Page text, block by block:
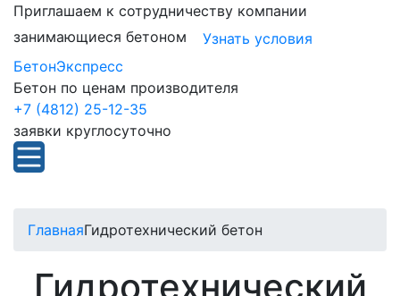
Приглашаем к сотрудничеству компании
занимающиеся бетоном
Узнать условия
БетонЭкспресс
Бетон по ценам производителя
+7 (4812) 25-12-35
заявки круглосуточно
ГлавнаяГидротехнический бетон
Гидротехнический